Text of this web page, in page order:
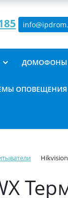
info@ipdrom.
ДОМОФОНЫ
ОПОВЕЩЕНИЯ